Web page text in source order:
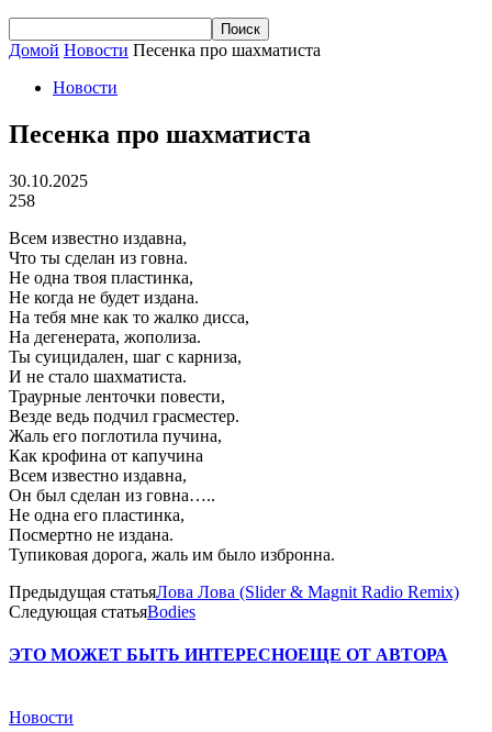
Домой Новости Песенка про шахматиста
Новости
Песенка про шахматиста
30.10.2025
258
Всем известно издавна,
Что ты сделан из говна.
Не одна твоя пластинка,
Не когда не будет издана.
На тебя мне как то жалко дисса,
На дегенерата, жополиза.
Ты суицидален, шаг с карниза,
И не стало шахматиста.
Траурные ленточки повести,
Везде ведь подчил грасместер.
Жаль его поглотила пучина,
Как крофина от капучина
Всем известно издавна,
Он был сделан из говна…..
Не одна его пластинка,
Посмертно не издана.
Тупиковая дорога, жаль им было избронна.
Предыдущая статьяЛова Лова (Slider & Magnit Radio Remix)
Следующая статьяBodies
ЭТО МОЖЕТ БЫТЬ ИНТЕРЕСНОЕЩЕ ОТ АВТОРА
Новости